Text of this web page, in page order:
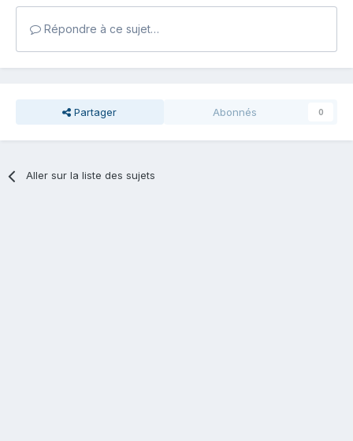
Répondre à ce sujet…
Partager Abonnés 0
Aller sur la liste des sujets